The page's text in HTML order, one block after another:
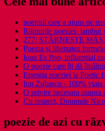
poemul care a ajuns pe
Ritmurile poeziei- iambul
277/ STÂRNEȘTE
Poezia şi libertatea
Ioan Es Pop, influential
O poezie care îți dă
Energia poeziei la Poetic
Ion Zubascu - 100% viata
O privire necesara
Cu respect, Domnule
poezie de azi cu